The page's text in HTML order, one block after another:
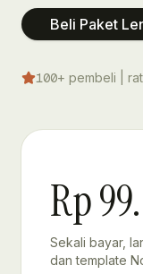
Beli Paket
100+ pembeli |
Rp
Sekali bayar,
dan template